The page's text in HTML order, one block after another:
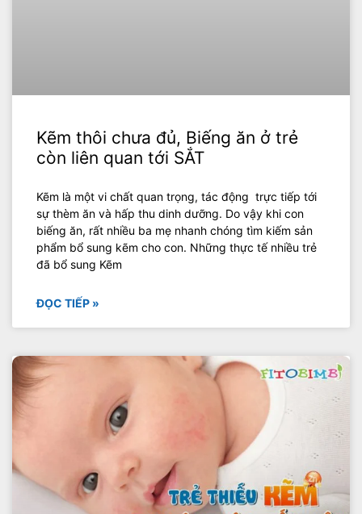
Kẽm thôi chưa đủ, Biếng ăn ở trẻ
còn liên quan tới SẮT
Kẽm là một vi chất quan trọng, tác động trực tiếp tới
sự thèm ăn và hấp thu dinh dưỡng. Do vậy khi con
biếng ăn, rất nhiều ba mẹ nhanh chóng tìm kiếm sản
phẩm bổ sung kẽm cho con. Những thực tế nhiều trẻ
đã bổ sung Kẽm
ĐỌC TIẾP »